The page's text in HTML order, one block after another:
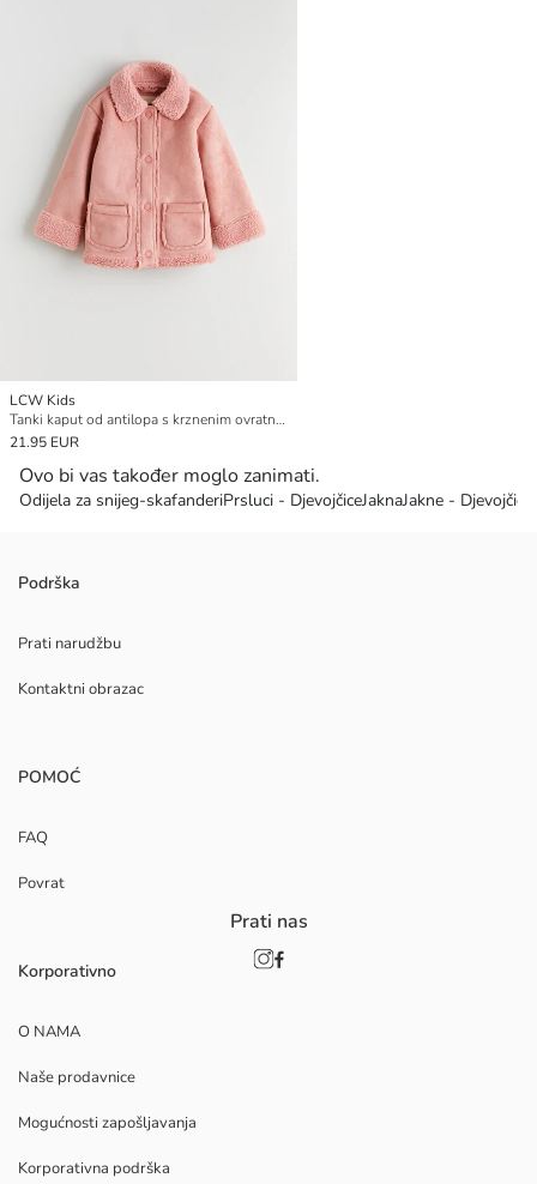
LCW Kids
Tanki kaput od antilopa s krznenim ovratnikom za djevojčice
21.95 EUR
Ovo bi vas također moglo zanimati.
Odijela za snijeg-skafanderiPrsluci - DjevojčiceJaknaJakne -
Podrška
Prati narudžbu
Kontaktni obrazac
POMOĆ
FAQ
Povrat
Korporativno
O NAMA
Naše prodavnice
Mogućnosti zapošljavanja
Korporativna podrška
Prati nas